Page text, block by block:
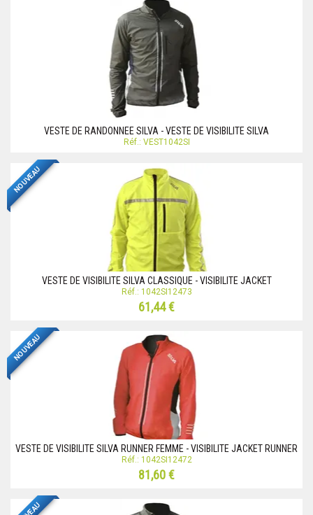
VESTE DE RANDONNEE SILVA - VESTE DE VISIBILITE SILVA
Réf.: VEST1042SI
NOUVEAU
VESTE DE VISIBILITE SILVA CLASSIQUE - VISIBILITE JACKET
Réf.: 1042SI12473
61,44 €
NOUVEAU
VESTE DE VISIBILITE SILVA RUNNER FEMME - VISIBILITE JACKET RUNNER
Réf.: 1042SI12472
81,60 €